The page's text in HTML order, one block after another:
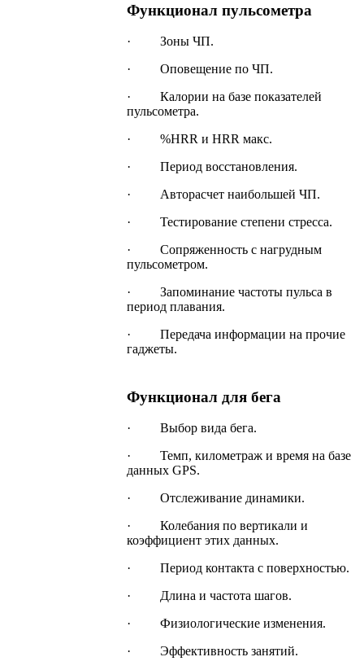
Функционал пульсометра
· Зоны ЧП.
· Оповещение по ЧП.
· Калории на базе показателей
пульсометра.
· %HRR и HRR макс.
· Период восстановления.
· Авторасчет наибольшей ЧП.
· Тестирование степени стресса.
· Сопряженность с нагрудным
пульсометром.
· Запоминание частоты пульса в
период плавания.
· Передача информации на прочие
гаджеты.
Функционал для бега
· Выбор вида бега.
· Темп, километраж и время на базе
данных GPS.
· Отслеживание динамики.
· Колебания по вертикали и
коэффициент этих данных.
· Период контакта с поверхностью.
· Длина и частота шагов.
· Физиологические изменения.
· Эффективность занятий.